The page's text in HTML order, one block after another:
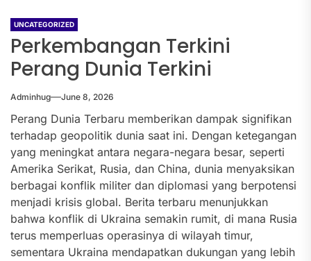
UNCATEGORIZED
Perkembangan Terkini
Perang Dunia Terkini
Adminhug June 8, 2026
Perang Dunia Terbaru memberikan dampak signifikan
terhadap geopolitik dunia saat ini. Dengan ketegangan
yang meningkat antara negara-negara besar, seperti
Amerika Serikat, Rusia, dan China, dunia menyaksikan
berbagai konflik militer dan diplomasi yang berpotensi
menjadi krisis global. Berita terbaru menunjukkan
bahwa konflik di Ukraina semakin rumit, di mana Rusia
terus memperluas operasinya di wilayah timur,
sementara Ukraina mendapatkan dukungan yang lebih